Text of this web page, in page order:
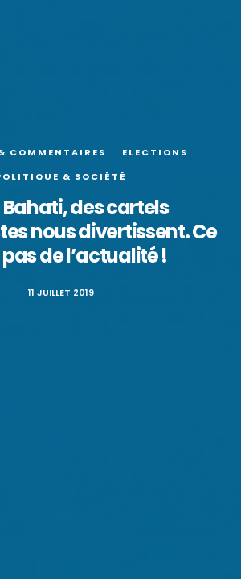
COMMENTAIRES
ELECTIONS
& SOCIÉTÉ
des cartels
nous divertissent. Ce
pas de l’actualité !
11 JUILLET 2019